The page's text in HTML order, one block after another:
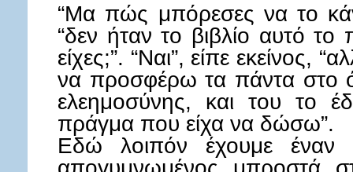
“Μα πώς μπόρεσες να το
“δεν ήταν το βιβλίο αυτό
είχες;”. “Ναι”, είπε εκείνος,
να προσφέρω τα πάντα στο
ελεημοσύνης, και του το
πράγμα που είχα να δώσω”.
Εδώ λοιπόν έχουμε έναν